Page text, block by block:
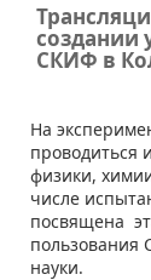
создании
СКИФ в
​​На
проводиться
физики,
числе
посвящена
пользования
науки.